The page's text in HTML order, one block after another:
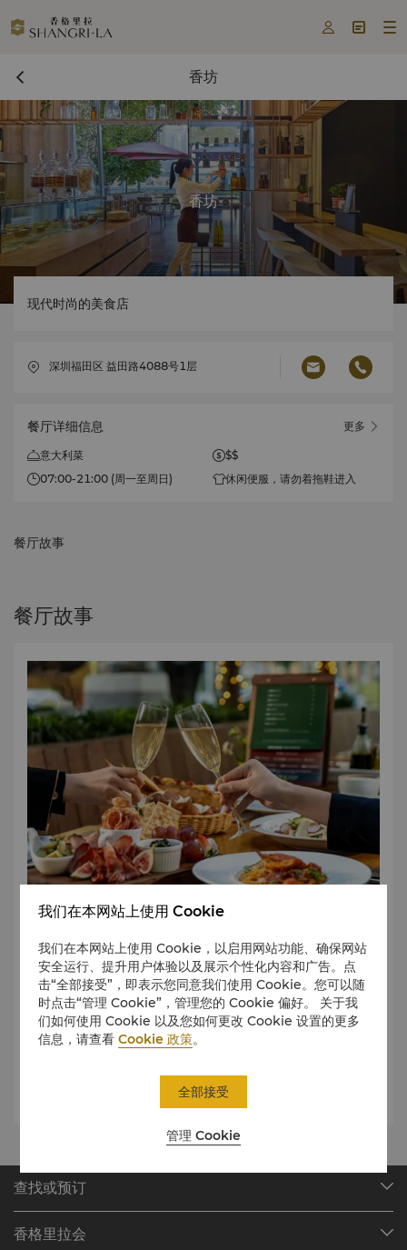
  
香坊
香坊
现代时尚的美食店
深圳福田区 益田路4088号1层
餐厅详细信息 更多
意大利菜
$$
07:00-21:00 (周一至周日)
休闲便服，请勿着拖鞋进入
餐厅故事
餐厅故事
意式都市聚会点
香坊，惬意迷人的户外空间，供应意式风味美食并配以类别丰
富的各式酒水，为您和朋友提供全时段的都市聚会场所，于繁
华闹市中共同感受生活的美好。
查找或预订
查找预订
香格里拉会
我们在本网站上使用 Cookie
我们在本网站上使用 Cookie，以启用网站功能、确保网站
安全运行、提升用户体验以及展示个性化内容和广告。点
击“全部接受”，即表示您同意我们使用 Cookie。您可以随
时点击“管理 Cookie”，管理您的 Cookie 偏好。 关于我
们如何使用 Cookie 以及您如何更改 Cookie 设置的更多
信息，请查看Cookie 政策。
管理 Cookie
全部接受